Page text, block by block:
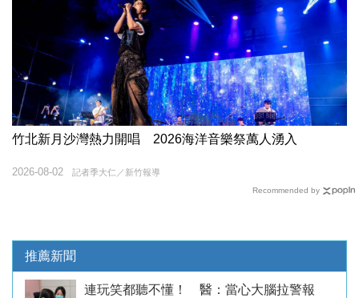
竹北新月沙灣熱力開唱 2026海洋音樂祭萬人湧入
記者季大仁／新竹報導
2026-08-02
Recommended by
推薦新聞
連玩笑都聽不懂！ 醫：當心大腦拉警報